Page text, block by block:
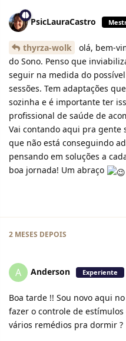
PsicLauraCastro
thyrza-wolk
olá, bem-
do Sono. Penso que
seguir na medida do
sessões. Tem adaptações
sozinha e é importante ter
profissional de saúde de
Vai contando aqui pra
que não está conseguindo
pensando em soluções a
boa jornada! Um abraço
2 MESES DEPOIS
A Anderson Experiente
Boa tarde !! Sou novo aqui
fazer o controle de
vários remédios pra dormir ?